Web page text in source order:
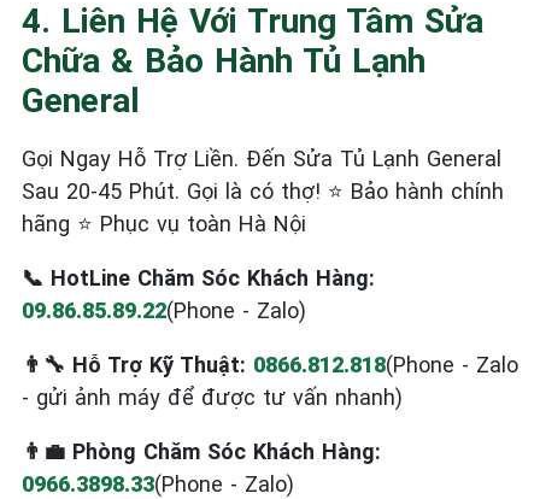
4. Liên Hệ Với Trung Tâm Sửa
Chữa & Bảo Hành Tủ Lạnh
General
Gọi Ngay Hỗ Trợ Liền. Đến Sửa Tủ Lạnh General
Sau 20-45 Phút. Gọi là có thợ! ⭐ Bảo hành chính
hãng ⭐ Phục vụ toàn Hà Nội
📞 HotLine Chăm Sóc Khách Hàng:
09.86.85.89.22(Phone - Zalo)
👨‍🔧 Hỗ Trợ Kỹ Thuật: 0866.812.818(Phone - Zalo
- gửi ảnh máy để được tư vấn nhanh)
👨‍💼 Phòng Chăm Sóc Khách Hàng:
0966.3898.33(Phone - Zalo)